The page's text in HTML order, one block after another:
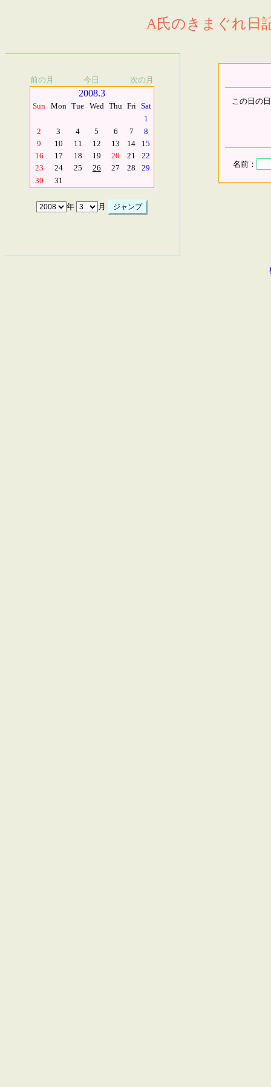
A氏のきまぐれ日
前の月 今日 次の月
2008.3
Sun Mon Tue Wed Thu Fri Sat
1
2
3 4 5 6 7
8
9
10 11 12 13 14
15
16
17 18 19 20 21
22
23
24 25 26 27 28
29
30
31
年 月
この日の
名前：